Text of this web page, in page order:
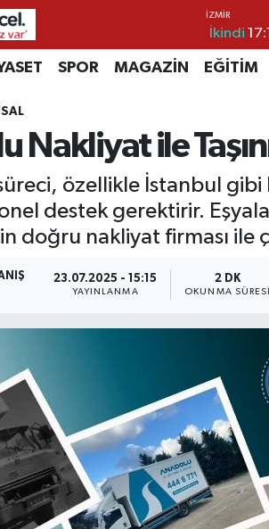
İkindi
SPOR MAGAZİN EĞİTİM
Nakliyat ile
süreci, özellikle İstanbul
destek gerektirir.
doğru nakliyat firması ile
23.07.2025 - 15:15
YAYINLANMA
2 DK
OKUNMA SÜRESI
Fikstür